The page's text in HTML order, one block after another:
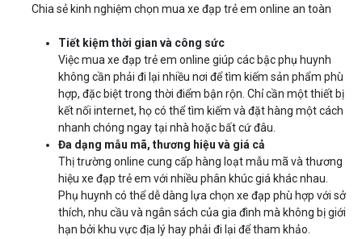
Chia sẻ kinh nghiệm chọn mua xe đạp trẻ em online an toàn
Tiết kiệm thời gian và công sức
Việc mua xe đạp trẻ em online giúp các bậc phụ huynh
không cần phải đi lại nhiều nơi để tìm kiếm sản phẩm phù
hợp, đặc biệt trong thời điểm bận rộn. Chỉ cần một thiết bị
kết nối internet, họ có thể tìm kiếm và đặt hàng một cách
nhanh chóng ngay tại nhà hoặc bất cứ đâu.
Đa dạng mẫu mã, thương hiệu và giá cả
Thị trường online cung cấp hàng loạt mẫu mã và thương
hiệu xe đạp trẻ em với nhiều phân khúc giá khác nhau.
Phụ huynh có thể dễ dàng lựa chọn xe đạp phù hợp với sở
thích, nhu cầu và ngân sách của gia đình mà không bị giới
hạn bởi khu vực địa lý hay phải đi lại để tham khảo.